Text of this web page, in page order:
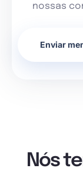
nossas
Enviar
Nós